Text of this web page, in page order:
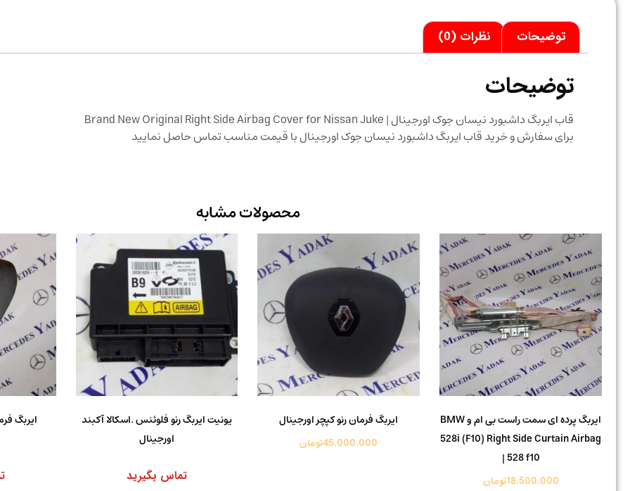
توضیحات نظرات (0)
توضیحات
قاب ایربگ داشبورد نیسان جوک اورجینال | Brand New Original Right Side Airbag Cover for Nissan Juke
برای سفارش و خرید قاب ایربگ داشبورد نیسان جوک اورجینال با قیمت مناسب تماس حاصل نمایید
محصولات مشابه
ایربگ پرده ای سمت راست بی ام و BMW
528i (F10) Right Side Curtain Airbag
| 528 f10
18.500.000تومان
ایربگ فرمان رنو کپچر اورجینال
45.000.000تومان
یونیت ایربگ رنو فلوئنس .اسکالا آکبند
اورجینال
تماس بگیرید
ایربگ